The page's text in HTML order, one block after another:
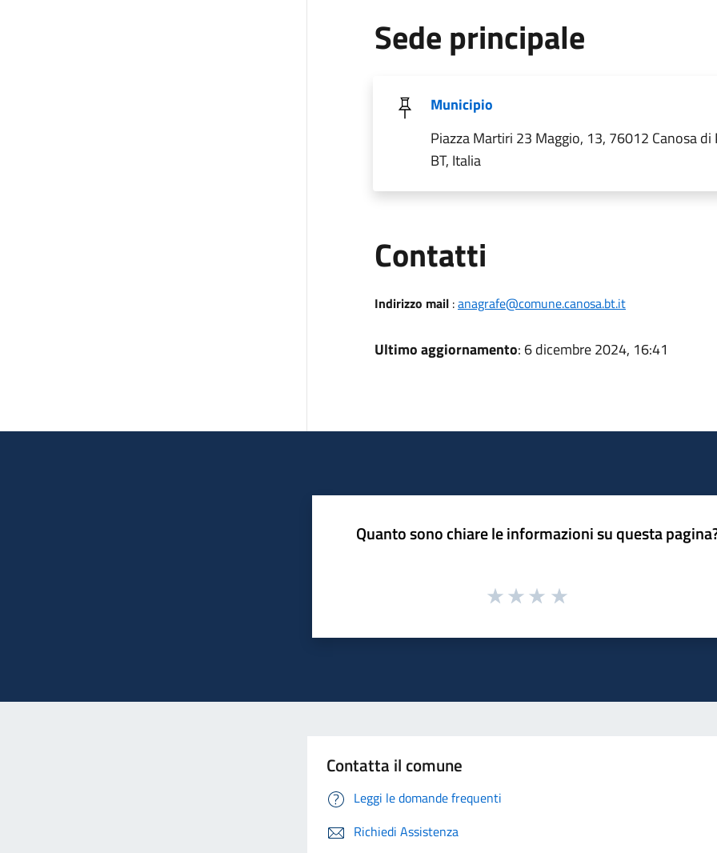
Sede principale
Municipio
Piazza Martiri 23 Maggio, 13, 76012 Canosa di
BT, Italia
Contatti
Indirizzo mail:anagrafe@comune.canosa.bt.it
Ultimo aggiornamento: 6 dicembre 2024, 16:41
Quanto sono chiare le informazioni su questa
Contatta il comune
Leggi le domande frequenti
Richiedi Assistenza